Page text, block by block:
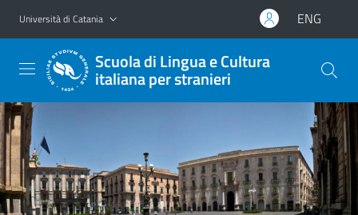
Vai al contenuto principale
Vai al menu di navigazione
Università di Catania ENG
Scuola di Lingua e Cultura
italiana per stranieri